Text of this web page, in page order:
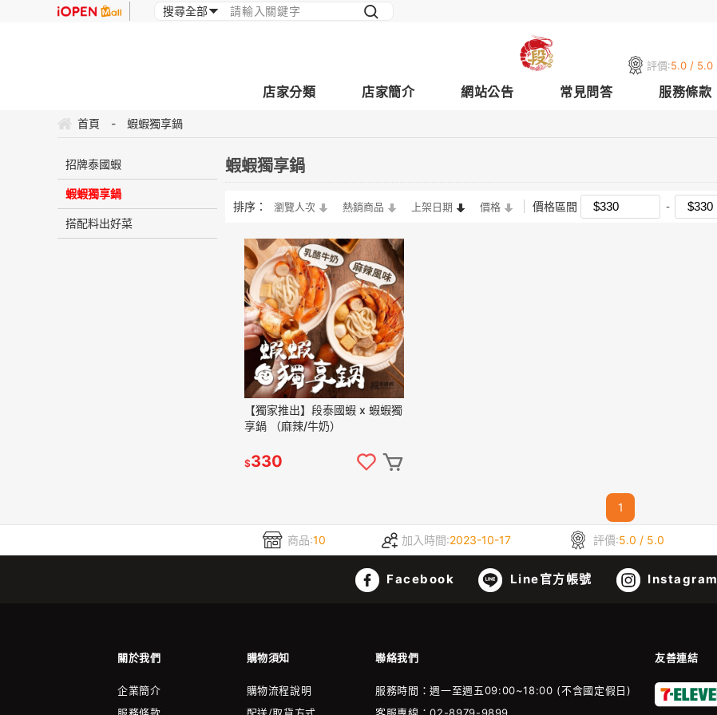
評價:5.0 / 5.0
店家分類 店家簡介 網站公告 常見問答 服務條款
首頁 - 蝦蝦獨享鍋
招牌泰國蝦
蝦蝦獨享鍋
搭配料出好菜
蝦蝦獨享鍋
排序： 瀏覽人次 熱銷商品 上架日期 價格 價格區間
【獨家推出】段泰國蝦 x 蝦蝦獨
享鍋 （麻辣/牛奶）
$330
1
商品:10 加入時間:2023-10-17 評價:5.0 / 5.0
Facebook Line官方帳號 Instagram
關於我們 購物須知 聯絡我們 友善連結
企業簡介
購物流程說明
服務時間：週一至週五09:00~18:00 (不含國定假日)